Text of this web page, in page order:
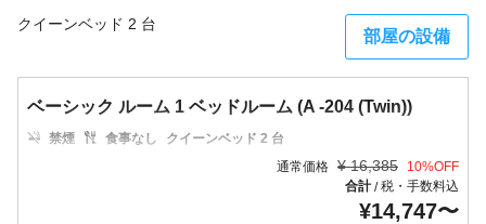
クイーンベッド 2 台
部屋の設備
ベーシック ルーム 1 ベッドルーム (A -204 (Twin))
禁煙 食事なし
クイーンベッド 2 台
通常価格 ¥ 16,385 10%OFF
合計/税・手数料込
¥14,747〜